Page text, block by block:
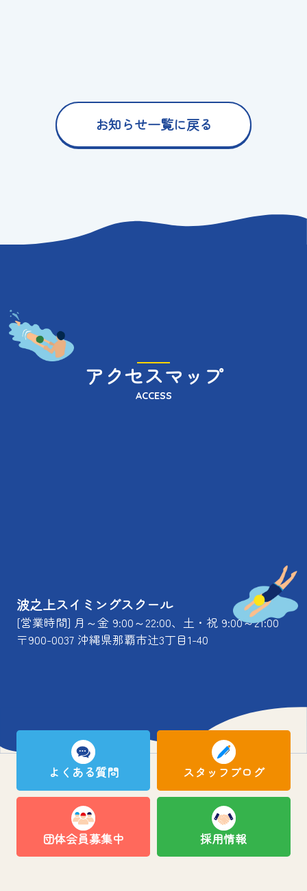
お知らせ一覧に戻る
アクセスマップ
ACCESS
波之上スイミングスクール
[営業時間] 月～金 9:00～22:00、土・祝 9:00～21:00
〒900-0037 沖縄県那覇市辻3丁目1-40
よくある質問 スタッフブログ
団体会員募集中 採用情報